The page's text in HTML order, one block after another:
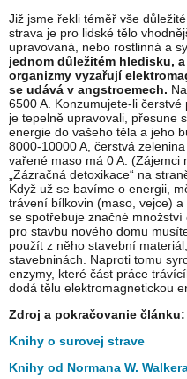
Již jsme řekli téměř vše
strava je pro lidské tělo
upravovaná, nebo rostlinná a
jednom důležitém hledisku,
organizmy vyzařují
se udává v angstroemech.
6500 A. Konzumujete-li
je tepelně upravovali, přesune
energie do vašeho těla a jeho
8000-10000 A, čerstvá
vařené maso má 0 A. (Zájemci
„Zázračná detoxikace“ na
Když už se bavíme o energii,
trávení bílkovin (maso, vejce)
se spotřebuje značné
pro stavbu nového domu
použít z něho stavební
stavebninách. Naproti tomu
enzymy, které část práce
dodá tělu elektromagnetickou
Zdroj a pokračovanie článku:
Knihy o surovej strave
Knihy od Normana W.